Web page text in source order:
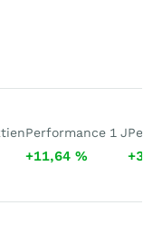
Performance 1 J
+11,64 %